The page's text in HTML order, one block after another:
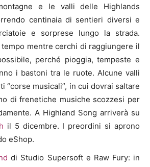
e le valli delle Highlands
centinaia di sentieri diversi e
e sorprese lungo la strada.
tempo mentre cerchi di raggiungere il
perché pioggia, tempeste e
i bastoni tra le ruote. Alcune valli
“corse musicali”, in cui dovrai saltare
di frenetiche musiche scozzesi per
A Highland Song arriverà su
il 5 dicembre. I preordini si aprono
eShop.
di Studio Supersoft e Raw Fury: in